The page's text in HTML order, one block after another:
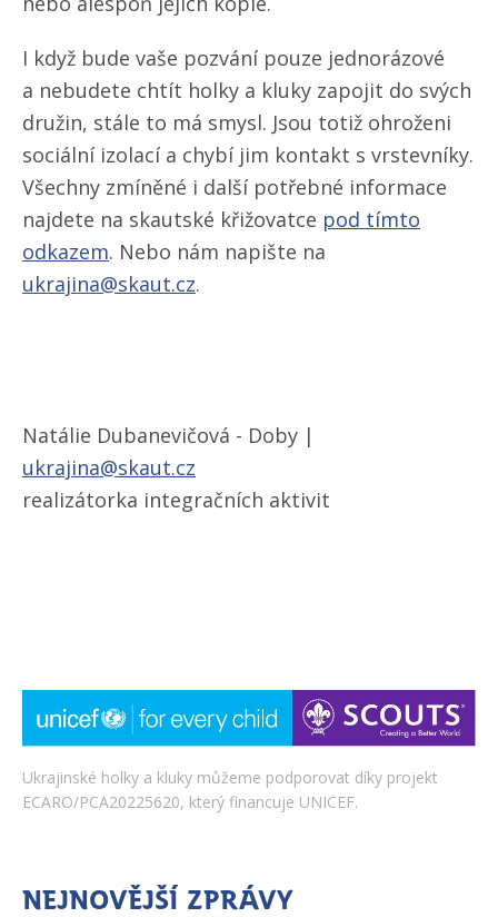
I když bude vaše pozvání pouze jednorázové
a nebudete chtít holky a kluky zapojit do svých
družin, stále to má smysl. Jsou totiž ohroženi
sociální izolací a chybí jim kontakt s vrstevníky.
Všechny zmíněné i další potřebné informace
najdete na skautské křižovatce pod tímto
odkazem. Nebo nám napište na
ukrajina@skaut.cz.
Natálie Dubanevičová - Doby |
ukrajina@skaut.cz
realizátorka integračních aktivit
Ukrajinské holky a kluky můžeme podporovat díky projekt
ECARO/PCA20225620, který financuje UNICEF.
Nejnovější zprávy